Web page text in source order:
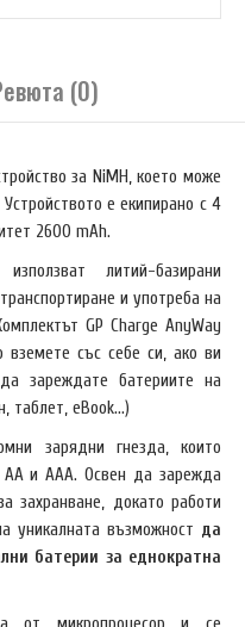
(0)
за NiMH, което може
е екипирано с 4
2600 mAh.
литий-базирани
и употреба на
GP Charge AnyWay
със себе си, ако ви
зареждате батериите на
таблет, eBook...)
зарядни гнезда, които
и AAA. Освен да зарежда
захранване, докато работи
уникалната възможност да
батерии за еднократна